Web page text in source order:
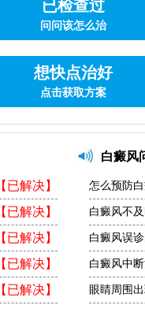
已检查过
问问该怎么治
想快点治好
点击获取方案
【已解决】
【已解决】
【已解决】
【已解决】
【已解决】
白癜风
怎么预防
白癜风不
白癜风误
白癜风中
眼睛周围